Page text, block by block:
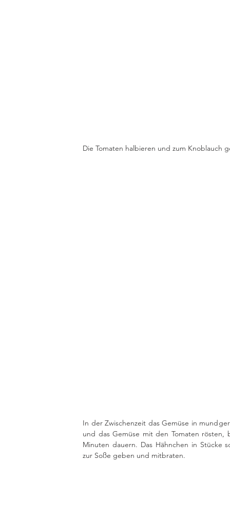
Die Tomaten halbieren und zum Knoblauch
In der Zwischenzeit das Gemüse in
und das Gemüse mit den Tomaten rösten,
Minuten dauern. Das Hähnchen in Stücke
zur Soße geben und mitbraten.